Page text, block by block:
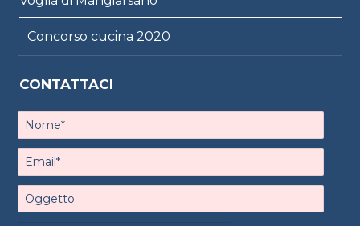
Concorso cucina 2020
CONTATTACI